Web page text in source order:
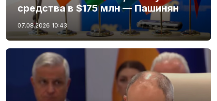
средства в $175 млн — Пашинян
07.08.2026 10:43